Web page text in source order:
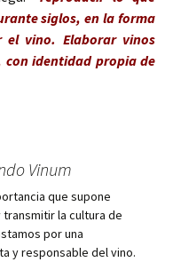
siglos, en la forma
vino. Elaborar vinos
con identidad propia de
Vinum
que supone
la cultura de
por una
y responsable del vino.